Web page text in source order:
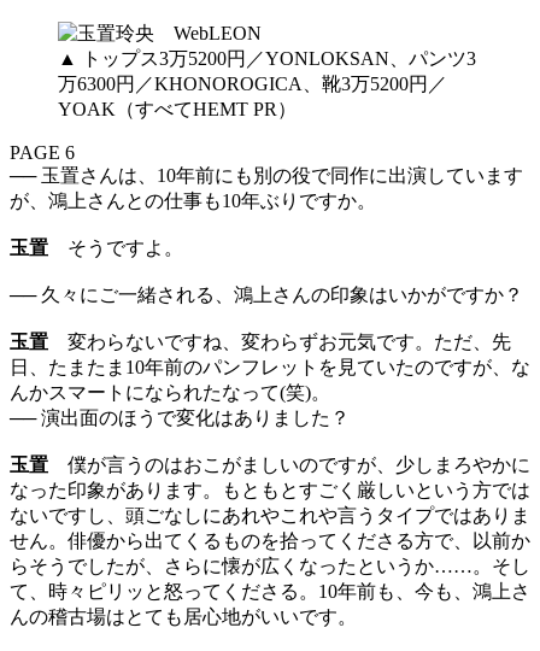
▲ トップス3万5200円／YONLOKSAN、パンツ3
万6300円／KHONOROGICA、靴3万5200円／
YOAK（すべてHEMT PR）
PAGE 6
── 玉置さんは、10年前にも別の役で同作に出演しています
が、鴻上さんとの仕事も10年ぶりですか。
玉置 そうですよ。
── 久々にご一緒される、鴻上さんの印象はいかがですか？
玉置 変わらないですね、変わらずお元気です。ただ、先
日、たまたま10年前のパンフレットを見ていたのですが、な
んかスマートになられたなって(笑)。
── 演出面のほうで変化はありました？
玉置 僕が言うのはおこがましいのですが、少しまろやかに
なった印象があります。もともとすごく厳しいという方では
ないですし、頭ごなしにあれやこれや言うタイプではありま
せん。俳優から出てくるものを拾ってくださる方で、以前か
らそうでしたが、さらに懐が広くなったというか……。そし
て、時々ピリッと怒ってくださる。10年前も、今も、鴻上さ
んの稽古場はとても居心地がいいです。